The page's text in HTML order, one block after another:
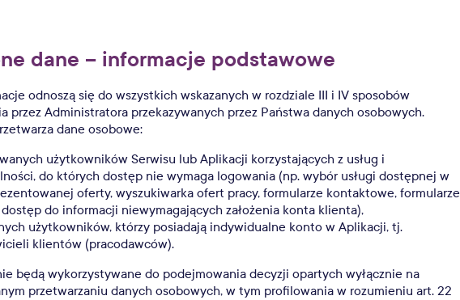
dane – informacje podstawowe
odnoszą się do wszystkich wskazanych w rozdziale III i IV sposobów
przez Administratora przekazywanych przez Państwa danych osobowych.
dane osobowe:
użytkowników Serwisu lub Aplikacji korzystających z usług i
do których dostęp nie wymaga logowania (np. wybór usługi dostępnej w
oferty, wyszukiwarka ofert pracy, formularze kontaktowe, formularze
do informacji niewymagających założenia konta klienta),
użytkowników, którzy posiadają indywidualne konto w Aplikacji, tj.
klientów (pracodawców).
będą wykorzystywane do podejmowania decyzji opartych wyłącznie na
przetwarzaniu danych osobowych, w tym profilowania w rozumieniu art. 22